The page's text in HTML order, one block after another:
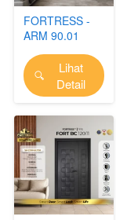
FORTRESS -
ARM 90.01
`
Lihat
Detail